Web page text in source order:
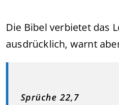
Die Bibel verbietet das
ausdrücklich, warnt
Sprüche 22,7